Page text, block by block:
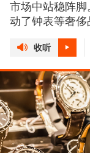
市场中站稳阵
动了钟表等奢侈
收听